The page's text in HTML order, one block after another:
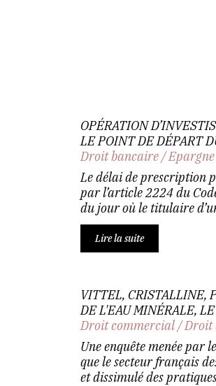
OPÉRATION
LE POINT DE DÉPART
Droit bancaire/
Le délai de prescription
par l’article 2224 du
du jour où le titulaire
Lire la suite
VITTEL, CRISTALLINE,
DE L'EAU MINÉRALE,
Droit commercial/Droit
Une enquête menée par
que le secteur français
et dissimulé des